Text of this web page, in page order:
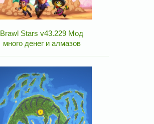
Brawl Stars v43.229 Мод
много денег и алмазов